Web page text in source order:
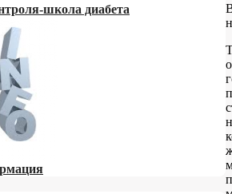
школа диабета
о